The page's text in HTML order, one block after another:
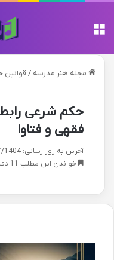
مجله هنر مدرسه / قوانین
حکم شرعی
فقهی و فتاوا
آخرین به روز رسانی: 03/07/1404
خواندن این مطلب 11 دقیقه زمان میبرد